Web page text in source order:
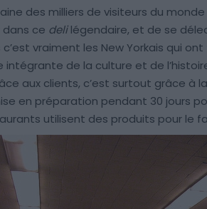
des milliers de visiteurs du
ce delilégendaire, et de se
c’est vraiment les New Yorkais qui
de la culture et de
aux clients, c’est surtout grâce à
en préparation pendant 30 jours
utilisent des produits pour le